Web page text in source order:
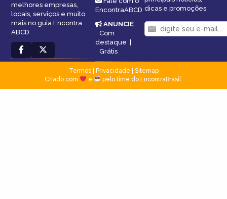
melhores empresas,
locais, serviços e muito
mais no guia Encontra
ABCD
EncontraABCD
ANUNCIE:
Com
destaque
Grátis
dicas e promoções
Termos| Privacidade
Sitemap
Criado com
e pelo time do EncontraBrasil